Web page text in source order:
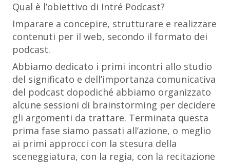
Qual è l’obiettivo di Intré Podcast?
Imparare a concepire, strutturare e realizzare
contenuti per il web, secondo il formato dei
podcast.
Abbiamo dedicato i primi incontri allo studio
del significato e dell’importanza comunicativa
del podcast dopodiché abbiamo organizzato
alcune sessioni di brainstorming per decidere
gli argomenti da trattare. Terminata questa
prima fase siamo passati all’azione, o meglio
ai primi approcci con la stesura della
sceneggiatura, con la regia, con la recitazione